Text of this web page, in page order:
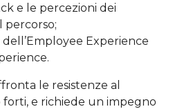
e le percezioni dei
dell’Employee Experience
le resistenze al
forti, e richiede un impegno